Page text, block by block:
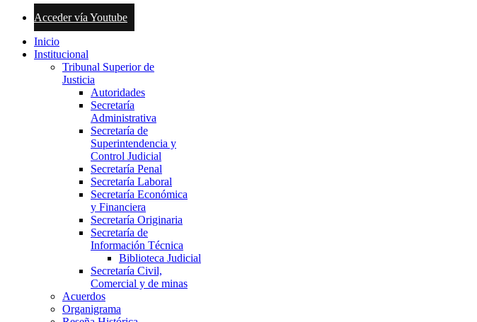
Acceder vía Youtube
Inicio
Institucional
Tribunal Superior de
Justicia
Autoridades
Secretaría
Administrativa
Secretaría de
Superintendencia y
Control Judicial
Secretaría Penal
Secretaría Laboral
Secretaría Económica
y Financiera
Secretaría Originaria
Secretaría de
Información Técnica
Biblioteca Judicial
Secretaría Civil,
Comercial y de minas
Acuerdos
Organigrama